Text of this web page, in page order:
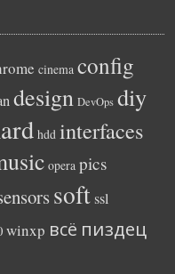
cinema config
design DevOps diy
hdd interfaces
opera pics
softssl
winxp всё пиздец